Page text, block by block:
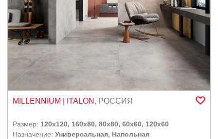
MILLENNIUM | ITALON , РОССИЯ
Размер: 120x120, 160x80, 80x80, 60x60, 120x60
Назначение: Универсальная, Напольная